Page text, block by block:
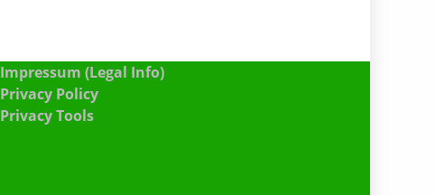
Impressum (Legal Info)
Privacy Policy
Privacy Tools